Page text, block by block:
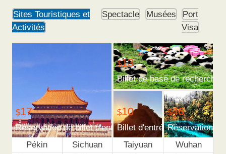
Sites Touristiques et
Activités
Spectacle Musées
Port
Visa
$17
Réservation de billet d'entrée de cité interdite
$13
Billet de base de recherche
$10
Billet d'entrée de la Grande
$46
Réservation
Pékin
Sichuan Taiyuan
Wuhan